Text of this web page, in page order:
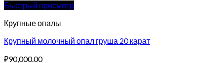
Быстрый просмотр
Крупные опалы
Крупный молочный опал груша 20 карат
₽90,000.00